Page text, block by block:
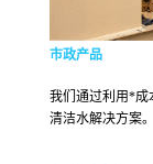
市政产品
我们通过利用*成
清洁水解决方案。